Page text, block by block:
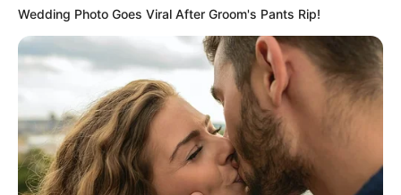
Wedding Photo Goes Viral After Groom's Pants Rip!